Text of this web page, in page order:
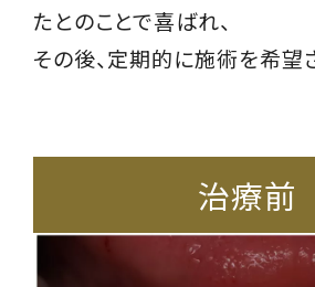
たとのことで喜ばれ、
その後、定期的に施術を希望
治療前